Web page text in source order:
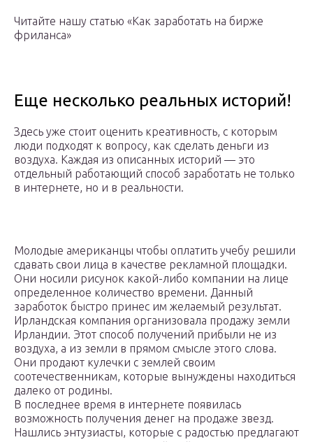
Читайте нашу статью «Как заработать на бирже
фриланса»
Еще несколько реальных историй!
Здесь уже стоит оценить креативность, с которым
люди подходят к вопросу, как сделать деньги из
воздуха. Каждая из описанных историй — это
отдельный работающий способ заработать не только
в интернете, но и в реальности.
Молодые американцы чтобы оплатить учебу решили
сдавать свои лица в качестве рекламной площадки.
Они носили рисунок какой-либо компании на лице
определенное количество времени. Данный
заработок быстро принес им желаемый результат.
Ирландская компания организовала продажу земли
Ирландии. Этот способ получений прибыли не из
воздуха, а из земли в прямом смысле этого слова.
Они продают кулечки с землей своим
соотечественникам, которые вынуждены находиться
далеко от родины.
В последнее время в интернете появилась
возможность получения денег на продаже звезд.
Нашлись энтузиасты, которые с радостью предлагают